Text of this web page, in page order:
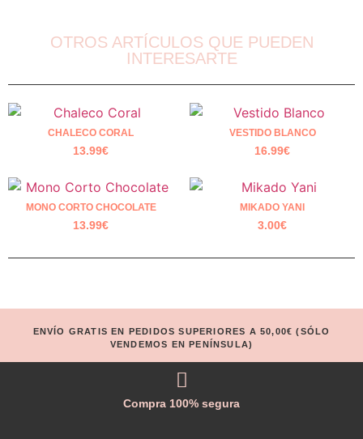
OTROS ARTÍCULOS QUE PUEDEN
INTERESARTE
CHALECO CORAL
13.99€
VESTIDO BLANCO
16.99€
MONO CORTO CHOCOLATE
13.99€
MIKADO YANI
3.00€
ENVÍO GRATIS EN PEDIDOS SUPERIORES A 50,00€ (SÓLO
VENDEMOS EN PENÍNSULA)
Compra 100% segura